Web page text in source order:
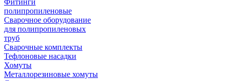
Фитинги
полипропиленовые
Сварочное оборудование
для полипропиленовых
труб
Сварочные комплекты
Тефлоновые насадки
Хомуты
Металлорезиновые хомуты